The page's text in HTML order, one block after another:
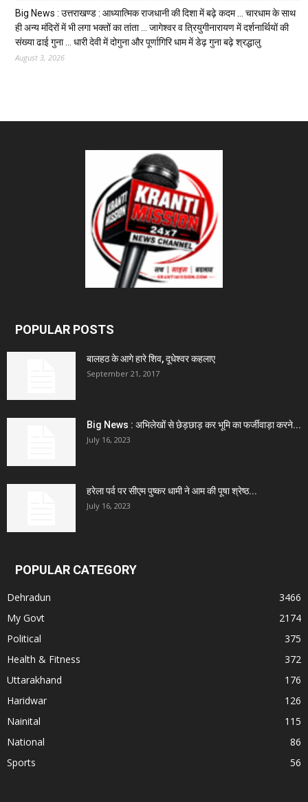
Big News : उत्तराखण्ड : आध्यात्मिक राजधानी की दिशा में बढ़े कदम … चारधाम के साथ
ही अन्य मंदिरों में भी लगा भक्तों का तांता … जागेश्वर व त्रियुगीनारायण में दर्शनार्थियों की
संख्या ढाई गुना … धारी देवी में दोगुना और पूर्णागिरि धाम में डेढ़ गुना बढ़े श्रद्धालु
August 3, 2026
POPULAR POSTS
बालहठ के आगे हारे शिव, दूधेश्वर कहलाए
September 21, 2017
Big News : अभिलेखों से छेड़छाड़ कर भूमि का फर्जीवाड़ा करने...
July 16, 2023
हरेला पर्व पर सीएम पुष्कर धामी ने आम की पूषा श्रेष्ठ...
July 16, 2023
POPULAR CATEGORY
Dehradun
3466
My Govt
2174
Political
375
Health & Fitness
372
Uttarakhand
176
Haridwar
126
Nainital
115
National
86
Sports
56